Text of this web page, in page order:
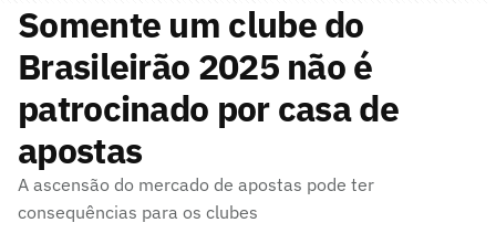
Somente um clube do
Brasileirão 2025 não é
patrocinado por casa de
apostas
A ascensão do mercado de apostas pode ter
consequências para os clubes